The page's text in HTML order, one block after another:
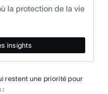
la protection de la vie
insights
restent une priorité pour
: